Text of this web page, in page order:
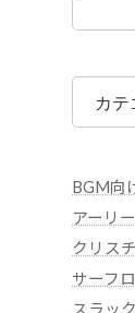
カ
ゴ
BGM向
アーリ
クリス
サーフ
スラッ